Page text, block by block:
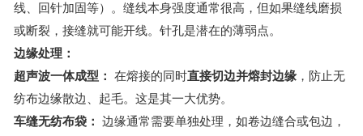
线、回针加固等）。缝线本身强度通常很高，但如果缝线磨损
或断裂，接缝就可能开线。针孔是潜在的薄弱点。
边缘处理：
超声波一体成型： 在熔接的同时直接切边并熔封边缘 ，防止无
纺布边缘散边、起毛。这是其一大优势。
车缝无纺布袋： 边缘通常需要单独处理，如卷边缝合或包边，